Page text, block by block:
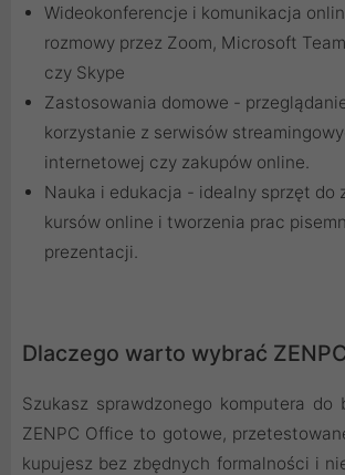
Wideokonferencje i komunikacja
rozmowy przez Zoom, Microsoft
czy Skype
Zastosowania domowe -
korzystanie z serwisów
internetowej czy zakupów online.
Nauka i edukacja - idealny sprzęt do
kursów online i tworzenia prac
prezentacji.
Dlaczego warto wybrać
Szukasz sprawdzonego komputera do
ZENPC Office to gotowe,
kupujesz bez zbędnych formalności i